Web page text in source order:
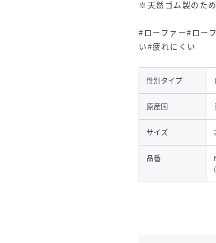
※天然ゴム製のた
#ローファー#ロー
い#疲れにくい
性別タイプ
原産国
サイズ
品番
(